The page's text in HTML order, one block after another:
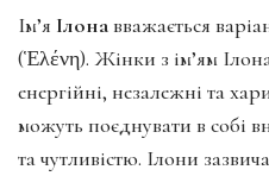
Ім’я Ілонавважається
(Ἑλένη). Жінки з ім’ям
енергійні, незалежні та
можуть поєднувати в собі
та чутливістю. Ілони